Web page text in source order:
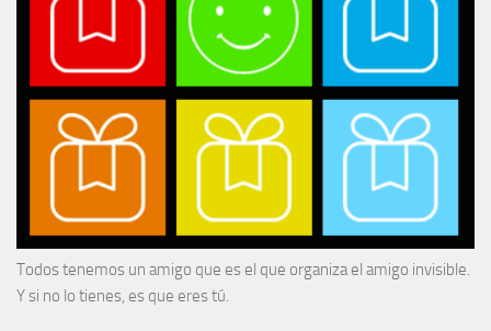
Todos tenemos un amigo que es el que organiza el amigo invisible.
Y si no lo tienes, es que eres tú.